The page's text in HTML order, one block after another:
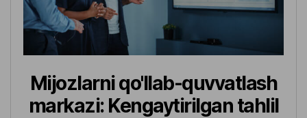
Mijozlarni qo'llab-quvvatlash
markazi: Kengaytirilgan tahlil